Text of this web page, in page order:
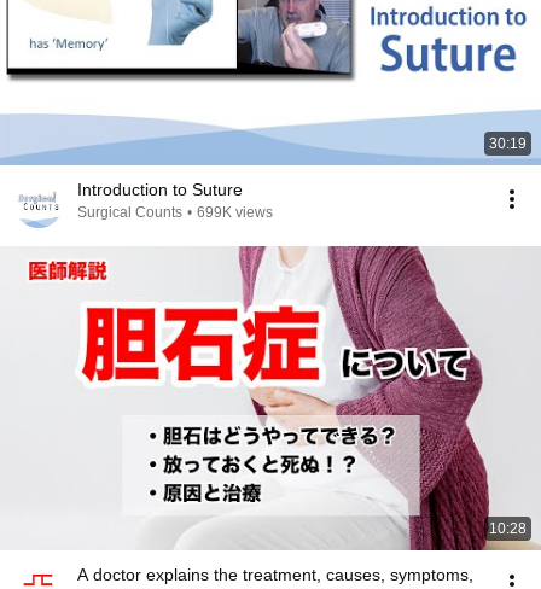
30:19
Introduction to Suture
Surgical Counts • 699K views
10:28
A doctor explains the treatment, causes, symptoms,